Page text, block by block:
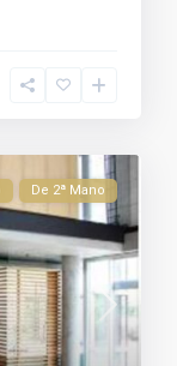
De 2ª Mano